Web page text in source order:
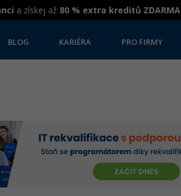
a získej až 80 % extra kreditů ZDARMA
BLOG KARIÉRA PRO FIRMY